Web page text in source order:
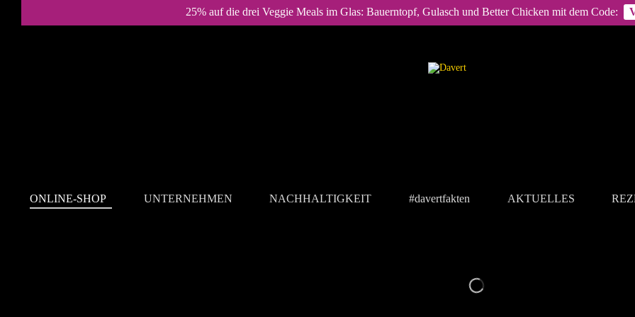
25% auf die drei Veggie Meals im Glas: Bauerntopf, Gulasch und Better Chicken mit dem Code:
ONLINE-SHOP UNTERNEHMEN NACHHALTIGKEIT #davertfakten AKTUELLES